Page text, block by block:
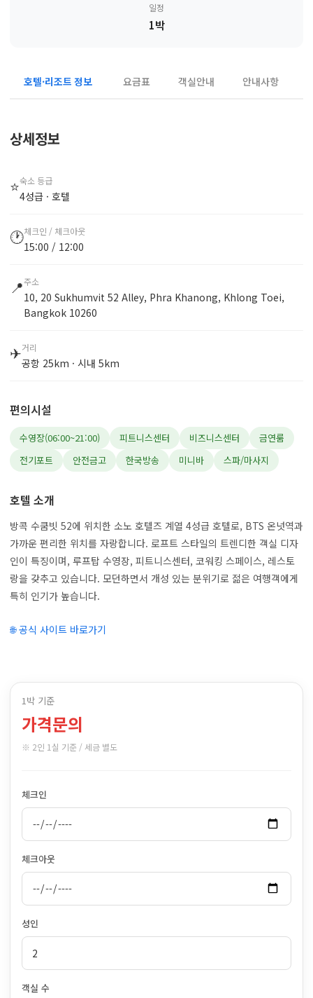
일정
1박
호텔·리조트 정보 요금표 객실안내 안내사항
상세정보
⭐숙소 등급
4성급 · 호텔
🕐체크인 / 체크아웃
15:00 / 12:00
📍주소
10, 20 Sukhumvit 52 Alley, Phra Khanong, Khlong Toei,
Bangkok 10260
✈거리
공항 25km · 시내 5km
편의시설
수영장(06:00~21:00) 피트니스센터 비즈니스센터
금연룸
전기포트
안전금고 한국방송 미니바 스파/마사지
호텔 소개
방콕 수쿰빗 52에 위치한 소노 호텔즈 계열 4성급 호텔로, BTS 온넛역과
가까운 편리한 위치를 자랑합니다. 로프트 스타일의 트렌디한 객실 디자
인이 특징이며, 루프탑 수영장, 피트니스센터, 코워킹 스페이스, 레스토
랑을 갖추고 있습니다. 모던하면서 개성 있는 분위기로 젊은 여행객에게
특히 인기가 높습니다.
🌐 공식 사이트 바로가기
1박 기준
가격문의
※ 2인 1실 기준 / 세금 별도
체크인
체크아웃
성인
객실 수